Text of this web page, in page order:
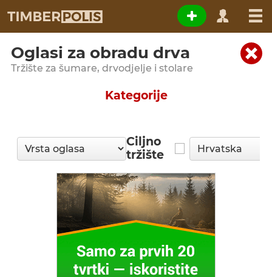
Oglasi za obradu drva
Tržište za šumare, drvodjelje i stolare
Kategorije
Ciljno
tržište